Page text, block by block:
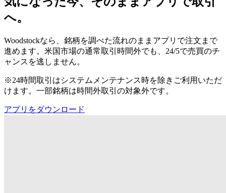
へ。
Woodstockなら、銘柄を調べた流れのままアプリで注文まで
進めます。米国市場の通常取引時間外でも、24/5で売買のチ
ャンスを逃しません。
※24時間取引はシステムメンテナンス時を除きご利用いただ
けます。一部銘柄は時間外取引の対象外です。
アプリをダウンロード